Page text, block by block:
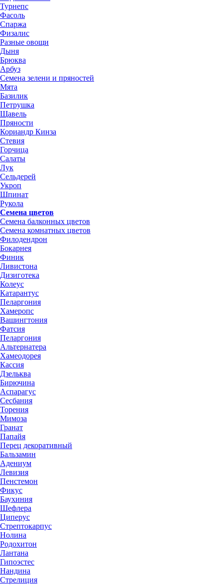
Турнепс
Фасоль
Спаржа
Физалис
Разные овощи
Дыня
Брюква
Арбуз
Семена зелени и пряностей
Мята
Базилик
Петрушка
Щавель
Пряности
Кориандр Кинза
Стевия
Горчица
Салаты
Лук
Сельдерей
Укроп
Шпинат
Рукола
Семена цветов
Семена балконных цветов
Семена комнатных цветов
Филодендрон
Бокарнея
Финик
Ливистона
Дизиготека
Колеус
Катарантус
Пеларгония
Хамеропс
Вашингтония
Фатсия
Пеларгония
Альтернатера
Хамеодорея
Кассия
Дзельква
Бирючина
Аспарагус
Сесбания
Торения
Мимоза
Гранат
Папайя
Перец декоративный
Бальзамин
Адениум
Левизия
Пенстемон
Фикус
Баухиния
Шефлера
Циперус
Стрептокарпус
Нолина
Родохитон
Лантана
Гипоэстес
Нандина
Стрелиция